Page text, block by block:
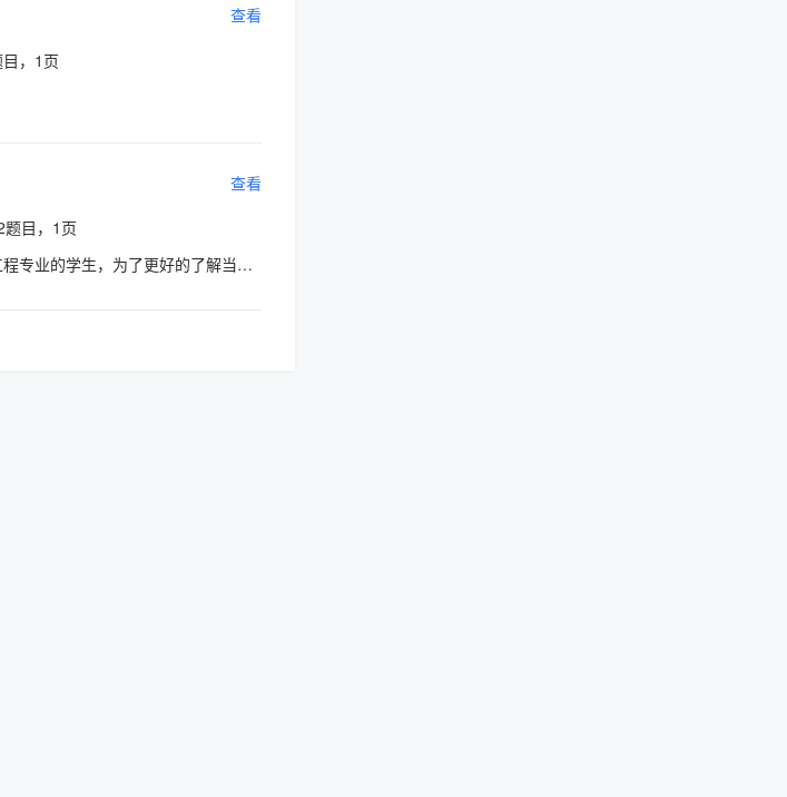
查看
，1页
查看
题目，1页
同学您好： 我是重庆师范大学的学生服装设计与工程专业的学生，为了更好的了解当代大学生的服装消费心理，我设计了这份问卷，希望您能积极参与，问卷中的相关信息我们会给予保密，请您放心作答，不胜感激。